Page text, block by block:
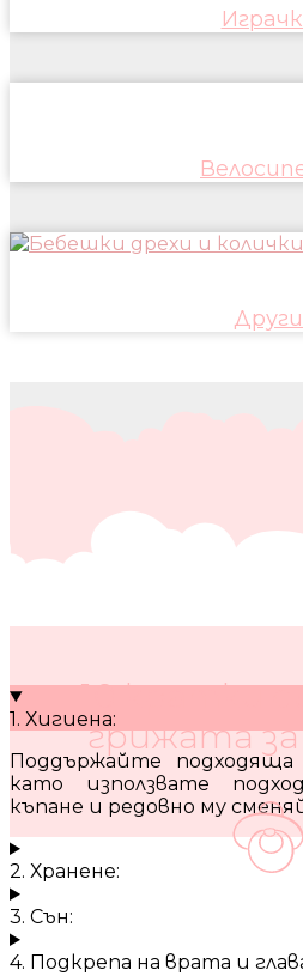
Други
10 кратки
грижата
1. Хигиена:
Поддържайте подходяща
като използвате
къпане и редовно му
2. Хранене:
3. Сън:
4. Подкрепа на врата и